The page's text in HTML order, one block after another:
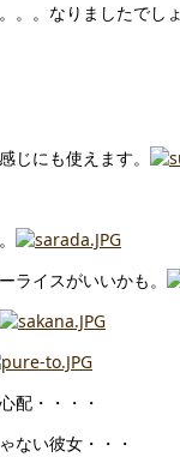
。。なりましたでし
じにも使えます。
ライスがいいかも。
配・・・・
ない彼女・・・